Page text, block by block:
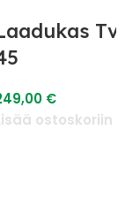
€
ostoskoriin